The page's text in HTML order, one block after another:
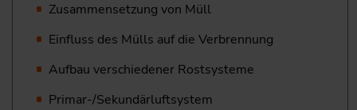
Zusammensetzung von Müll
Einfluss des Mülls auf die Verbrennung
Aufbau verschiedener Rostsysteme
Primar-/Sekundärluftsystem